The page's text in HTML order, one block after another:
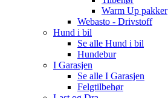
Warm Up pakker
Webasto - Drivstoff
Hund i bil
Se alle Hund i bil
Hundebur
I Garasjen
Se alle I Garasjen
Felgtilbehør